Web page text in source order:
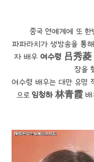
중국 연예계에 또 한
파파라치가 생방송을 통
자 배우 여수령 吕秀菱
장을
여수령 배우는 대만 유명
으로 임청하 林青霞배